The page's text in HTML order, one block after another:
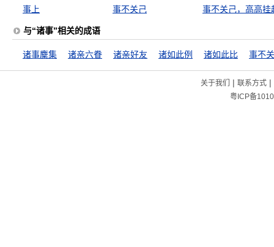
事上
事不关己 事不关己，高高挂
与“诸事”相关的成语
诸事麇集 诸亲六眷 诸亲好友 诸如此例 诸如此比 事不
关于我们 | 联系方式|
粤ICP备